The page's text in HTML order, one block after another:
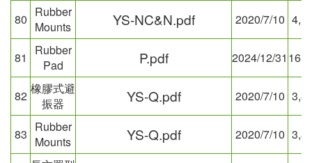
80 Rubber
Mounts
YS-NC&N.pdf 2020/7/10
81
Rubber
Pad
P.pdf 2024/12/31
82 橡膠式避
振器
YS-Q.pdf 2020/7/10
83 Rubber
Mounts
YS-Q.pdf 2020/7/10